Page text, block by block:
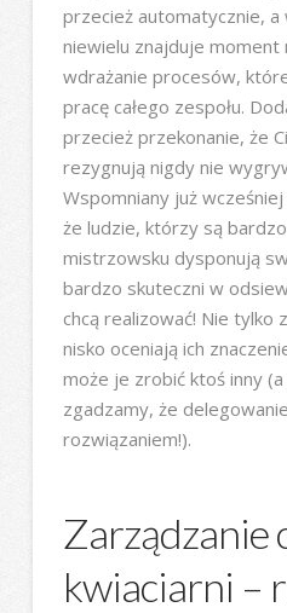
przecież automatycznie,
niewielu znajduje moment
wdrażanie procesów,
pracę całego zespołu.
przecież przekonanie, że
rezygnują nigdy nie
Wspomniany już
że ludzie, którzy są
mistrzowsku dysponują
bardzo skuteczni w
chcą realizować! Nie tylko
nisko oceniają ich
może je zrobić ktoś inny
zgadzamy, że
rozwiązaniem!).
Zarządzanie
kwiaciarni –